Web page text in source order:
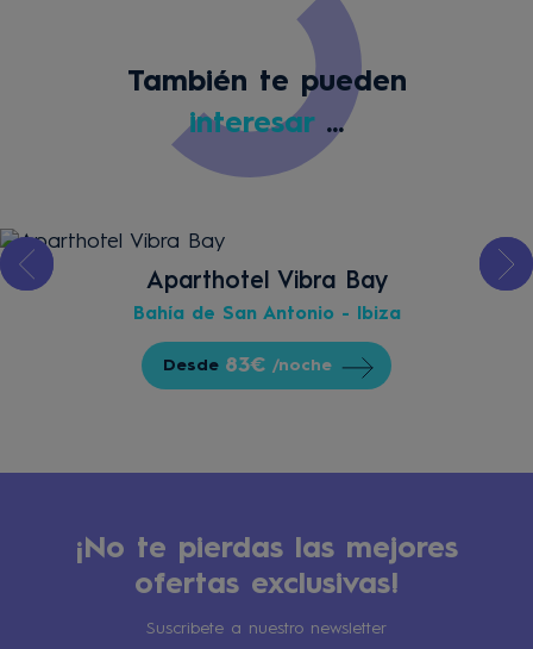
También te pueden
interesar ...
Aparthotel Vibra Bay
Bahía de San Antonio - Ibiza
Desde 83€ /noche
¡No te pierdas las mejores
ofertas exclusivas!
Suscribete a nuestro newsletter